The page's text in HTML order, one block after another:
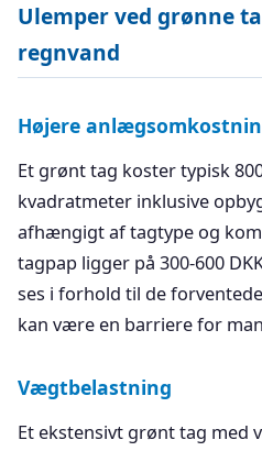
Ulemper ved grønne
regnvand
Højere
Et grønt tag koster typisk
kvadratmeter inklusive
afhængigt af tagtype og
tagpap ligger på 300-600
ses i forhold til de
kan være en barriere for
Vægtbelastning
Et ekstensivt grønt tag